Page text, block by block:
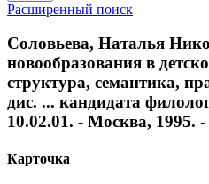
Расширенный поиск
Соловьева, Наталья
новообразования в
структура, семантика,
дис. ... кандидата
10.02.01. - Москва, 1995. -
Карточка